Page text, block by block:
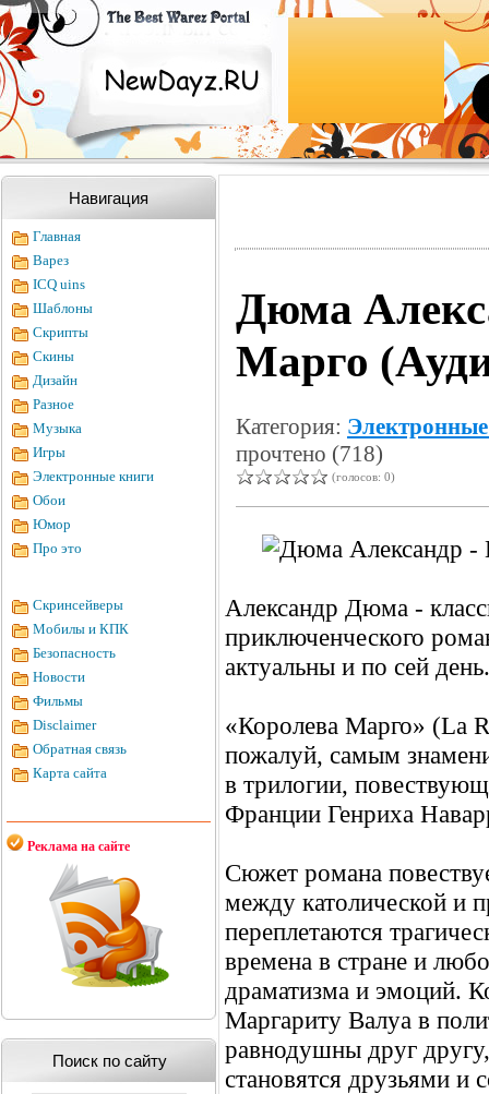
Навигация
Главная
Варез
ICQ uins
Шаблоны
Скрипты
Скины
Дизайн
Разное
Музыка
Игры
Электронные книги
Обои
Юмор
Про это
Скринсейверы
Мобилы и КПК
Безопасность
Новости
Фильмы
Disclaimer
Обратная связь
Карта сайта
Реклама на сайте
Поиск по сайту
Дюма
Марго
Категория:
прочтено (718)
(голосов: 0)
Александр Дюма -
приключенческого
актуальны и по сей день.
«Королева Марго» (La
пожалуй, самым
в трилогии,
Франции Генриха
Сюжет романа
между католической и
переплетаются
времена в стране и
драматизма и эмоций.
Маргариту Валуа в
равнодушны друг
становятся друзьями и